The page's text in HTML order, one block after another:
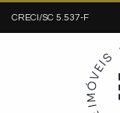
CRECI/SC 5.537-F